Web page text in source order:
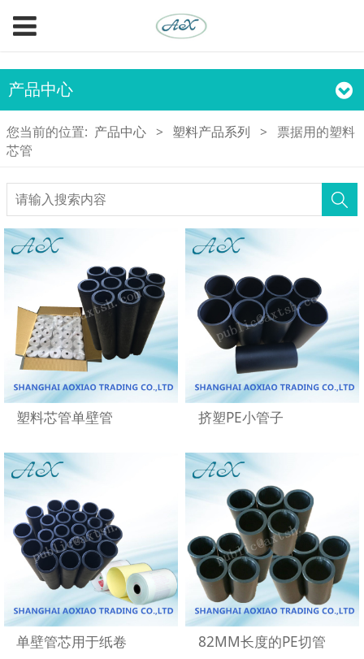
产品中心
您当前的位置: 产品中心 > 塑料产品系列 >
票据用的塑料
芯管
塑料芯管单壁管 挤塑PE小管子
单壁管芯用于纸卷 82MM长度的PE切管